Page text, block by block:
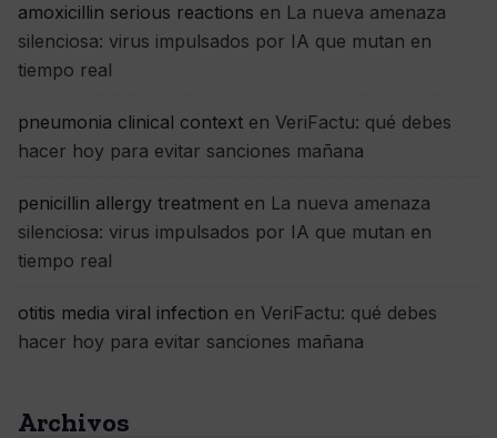
amoxicillin serious reactions en La nueva amenaza
silenciosa: virus impulsados por IA que mutan en
tiempo real
pneumonia clinical context en VeriFactu: qué debes
hacer hoy para evitar sanciones mañana
penicillin allergy treatment en La nueva amenaza
silenciosa: virus impulsados por IA que mutan en
tiempo real
otitis media viral infection en VeriFactu: qué debes
hacer hoy para evitar sanciones mañana
Archivos